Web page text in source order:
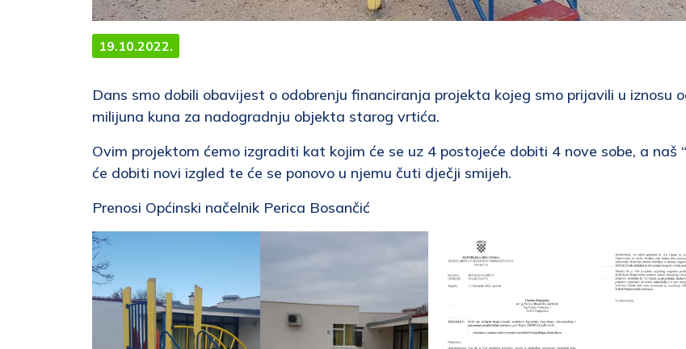
19.10.2022.
Dans smo dobili obavijest o odobrenju financiranja projekta kojeg smo prijavili u iznosu
milijuna kuna za nadogradnju objekta starog vrtića.
Ovim projektom ćemo izgraditi kat kojim će se uz 4 postojeće dobiti 4 nove sobe, a naš
će dobiti novi izgled te će se ponovo u njemu čuti dječji smijeh.
Prenosi Općinski načelnik Perica Bosančić